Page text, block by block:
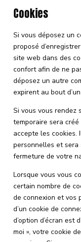
Cookies
Si vous déposez un
proposé
site web dans des
confort afin de ne
déposez un autre
expirent au bout
Si vous vous rendez
temporaire sera
accepte les cookies.
personnelles et sera
fermeture de votre
Lorsque vous vous
certain nombre de
de connexion et vos
d’un cookie de
d’option d’écran est
moi », votre cookie